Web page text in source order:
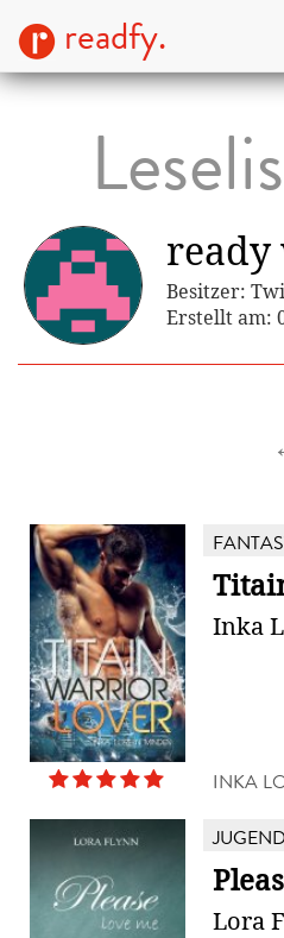
readfy.
ready
Besitzer:
Erstellt am:
Inka
INKA
Lora